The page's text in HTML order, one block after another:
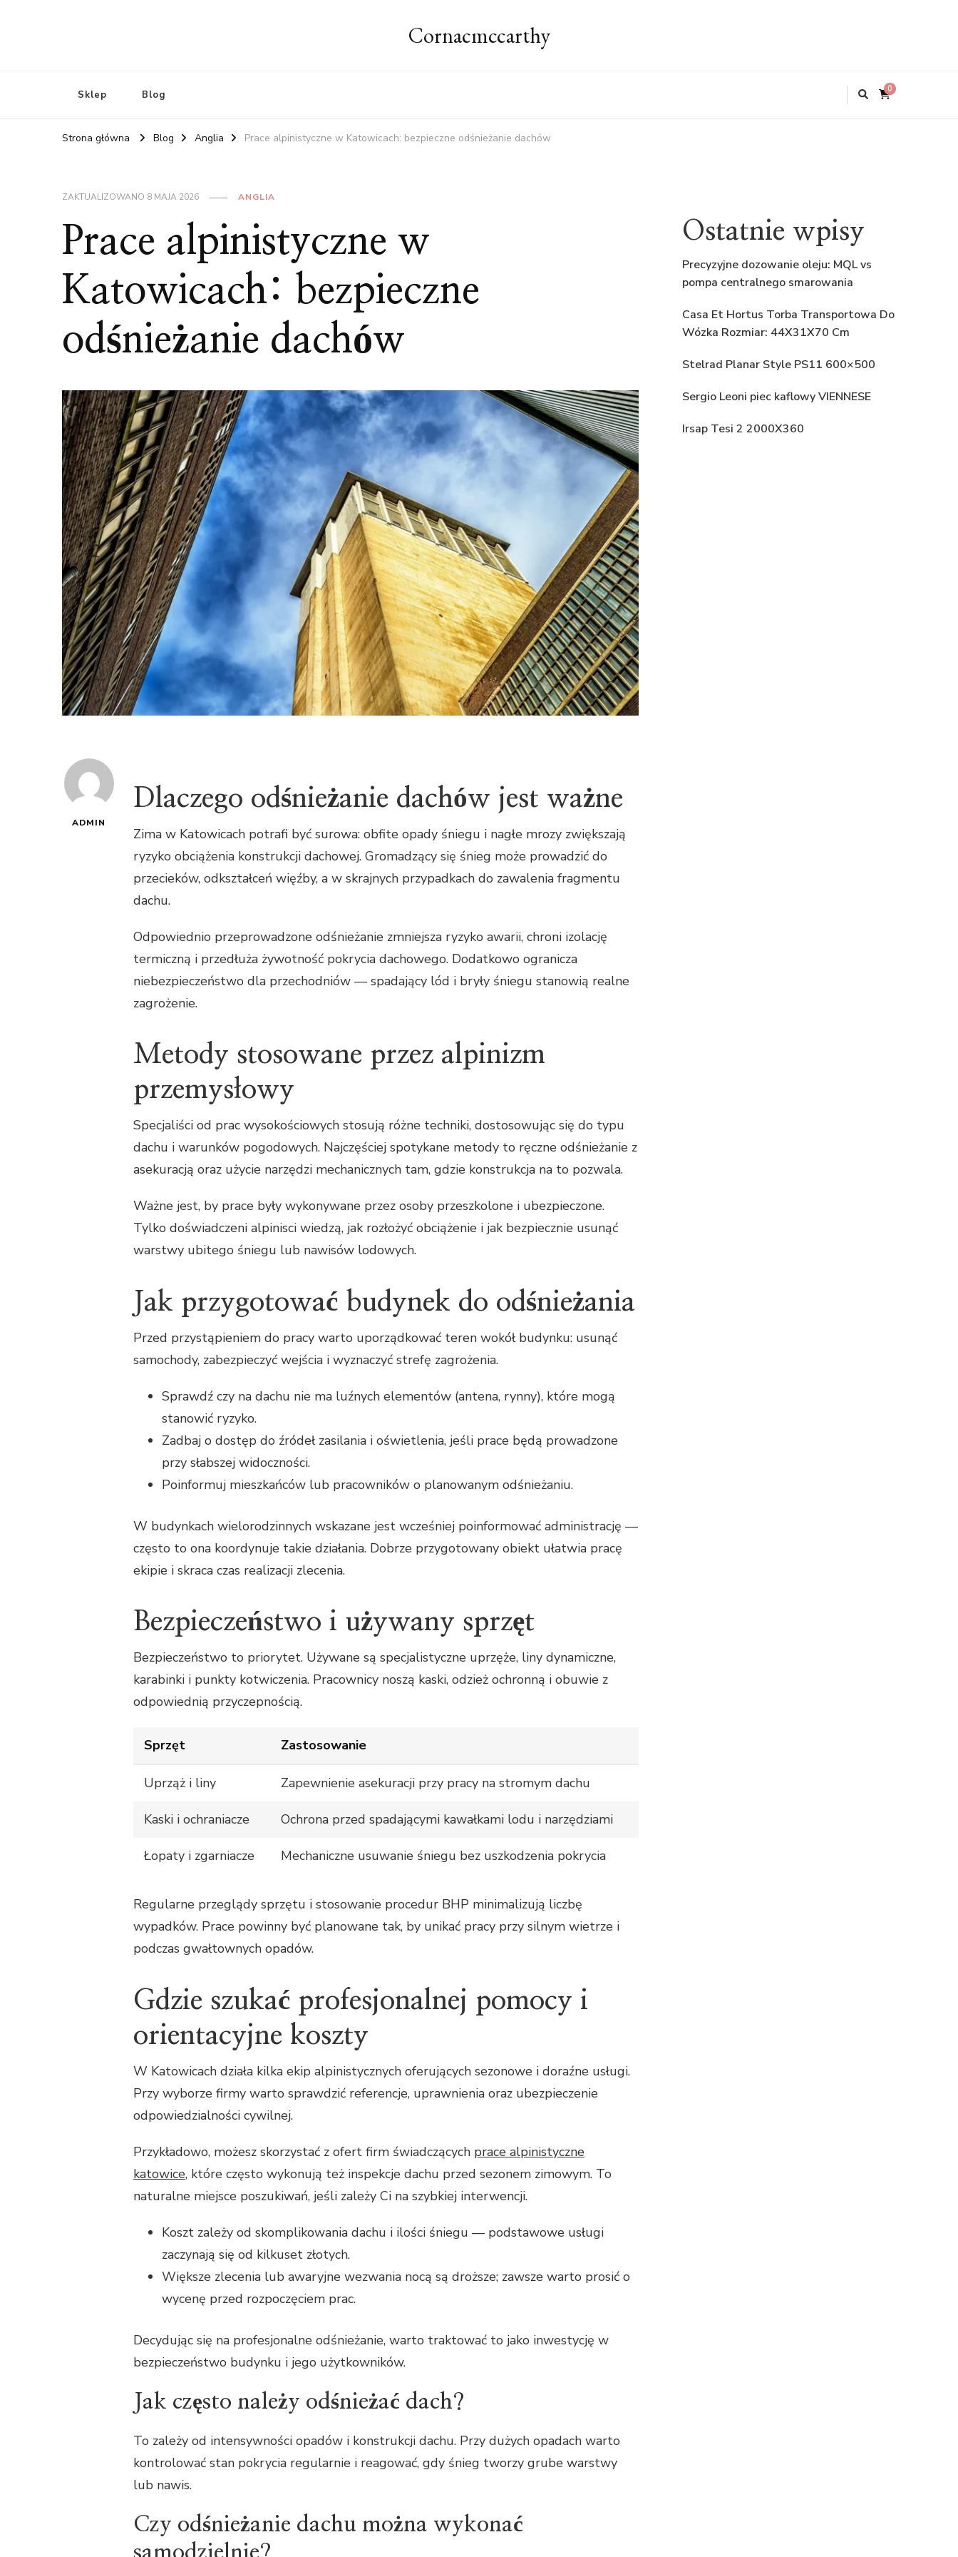
Cornacmccarthy
Sklep Blog 0
Strona główna Blog Anglia Prace alpinistyczne w Katowicach: bezpieczne odśnieżanie dachów
ZAKTUALIZOWANO 8 MAJA 2026 ANGLIA
Prace alpinistyczne w
Katowicach: bezpieczne
odśnieżanie dachów
ADMIN
Dlaczego odśnieżanie dachów jest ważne
Zima w Katowicach potrafi być surowa: obfite opady śniegu i nagłe mrozy zwiększają
ryzyko obciążenia konstrukcji dachowej. Gromadzący się śnieg może prowadzić do
przecieków, odkształceń więźby, a w skrajnych przypadkach do zawalenia fragmentu
dachu.
Odpowiednio przeprowadzone odśnieżanie zmniejsza ryzyko awarii, chroni izolację
termiczną i przedłuża żywotność pokrycia dachowego. Dodatkowo ogranicza
niebezpieczeństwo dla przechodniów — spadający lód i bryły śniegu stanowią realne
zagrożenie.
Metody stosowane przez alpinizm
przemysłowy
Specjaliści od prac wysokościowych stosują różne techniki, dostosowując się do typu
dachu i warunków pogodowych. Najczęściej spotykane metody to ręczne odśnieżanie z
asekuracją oraz użycie narzędzi mechanicznych tam, gdzie konstrukcja na to pozwala.
Ważne jest, by prace były wykonywane przez osoby przeszkolone i ubezpieczone.
Tylko doświadczeni alpinisci wiedzą, jak rozłożyć obciążenie i jak bezpiecznie usunąć
warstwy ubitego śniegu lub nawisów lodowych.
Jak przygotować budynek do odśnieżania
Przed przystąpieniem do pracy warto uporządkować teren wokół budynku: usunąć
samochody, zabezpieczyć wejścia i wyznaczyć strefę zagrożenia.
Sprawdź czy na dachu nie ma luźnych elementów (antena, rynny), które mogą
stanowić ryzyko.
Zadbaj o dostęp do źródeł zasilania i oświetlenia, jeśli prace będą prowadzone
przy słabszej widoczności.
Poinformuj mieszkańców lub pracowników o planowanym odśnieżaniu.
W budynkach wielorodzinnych wskazane jest wcześniej poinformować administrację —
często to ona koordynuje takie działania. Dobrze przygotowany obiekt ułatwia pracę
ekipie i skraca czas realizacji zlecenia.
Bezpieczeństwo i używany sprzęt
Bezpieczeństwo to priorytet. Używane są specjalistyczne uprzęże, liny dynamiczne,
karabinki i punkty kotwiczenia. Pracownicy noszą kaski, odzież ochronną i obuwie z
odpowiednią przyczepnością.
Sprzęt Zastosowanie
Uprząż i liny Zapewnienie asekuracji przy pracy na stromym dachu
Kaski i ochraniacze Ochrona przed spadającymi kawałkami lodu i narzędziami
Łopaty i zgarniacze Mechaniczne usuwanie śniegu bez uszkodzenia pokrycia
Regularne przeglądy sprzętu i stosowanie procedur BHP minimalizują liczbę
wypadków. Prace powinny być planowane tak, by unikać pracy przy silnym wietrze i
podczas gwałtownych opadów.
Gdzie szukać profesjonalnej pomocy i
orientacyjne koszty
W Katowicach działa kilka ekip alpinistycznych oferujących sezonowe i doraźne usługi.
Przy wyborze firmy warto sprawdzić referencje, uprawnienia oraz ubezpieczenie
odpowiedzialności cywilnej.
Przykładowo, możesz skorzystać z ofert firm świadczących prace alpinistyczne
katowice, które często wykonują też inspekcje dachu przed sezonem zimowym. To
naturalne miejsce poszukiwań, jeśli zależy Ci na szybkiej interwencji.
Koszt zależy od skomplikowania dachu i ilości śniegu — podstawowe usługi
zaczynają się od kilkuset złotych.
Większe zlecenia lub awaryjne wezwania nocą są droższe; zawsze warto prosić o
wycenę przed rozpoczęciem prac.
Decydując się na profesjonalne odśnieżanie, warto traktować to jako inwestycję w
bezpieczeństwo budynku i jego użytkowników.
Jak często należy odśnieżać dach?
To zależy od intensywności opadów i konstrukcji dachu. Przy dużych opadach warto
kontrolować stan pokrycia regularnie i reagować, gdy śnieg tworzy grube warstwy
lub nawis.
Czy odśnieżanie dachu można wykonać
samodzielnie?
Ostatnie wpisy
Precyzyjne dozowanie oleju: MQL vs
pompa centralnego smarowania
Casa Et Hortus Torba Transportowa Do
Wózka Rozmiar: 44X31X70 Cm
Stelrad Planar Style PS11 600×500
Sergio Leoni piec kaflowy VIENNESE
Irsap Tesi 2 2000X360